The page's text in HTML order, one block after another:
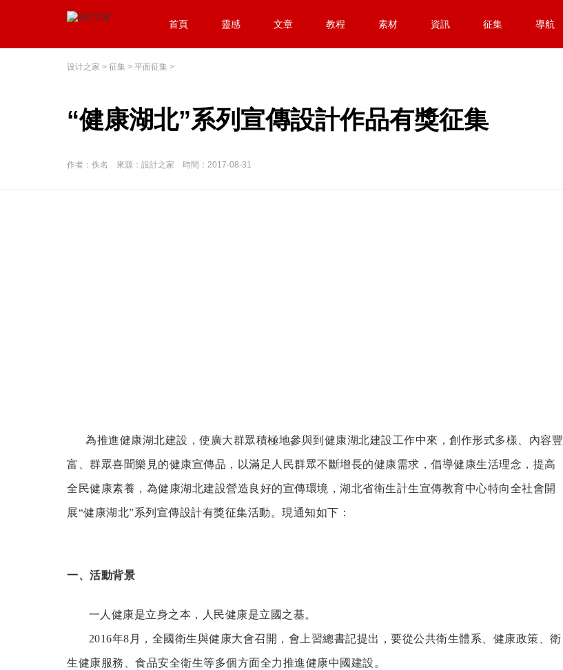
首頁 靈感 文章 教程 素材 資訊 征集 導航
设计之家 > 征集 > 平面征集 >
“健康湖北”系列宣傳設計作品有獎征集
作者：佚名 來源：設計之家 時間：2017-08-31
為推進健康湖北建設，使廣大群眾積極地參與到健康湖北建設工作中來，創作形式多樣、內容豐
富、群眾喜聞樂見的健康宣傳品，以滿足人民群眾不斷增長的健康需求，倡導健康生活理念，提高
全民健康素養，為健康湖北建設營造良好的宣傳環境，湖北省衛生計生宣傳教育中心特向全社會開
展“健康湖北”系列宣傳設計有獎征集活動。現通知如下：
一、活動背景
一人健康是立身之本，人民健康是立國之基。
2016年8月，全國衛生與健康大會召開，會上習總書記提出，要從公共衛生體系、健康政策、衛
生健康服務、食品安全衛生等多個方面全力推進健康中國建設。